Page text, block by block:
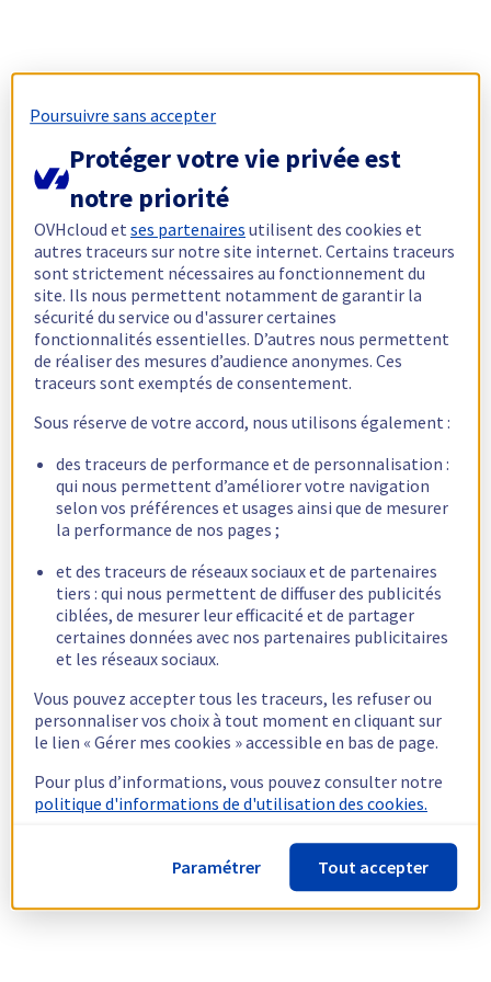
Poursuivre sans accepter
Protéger votre vie privée est
notre priorité
OVHcloud etses partenaires utilisent des cookies et
autres traceurs sur notre site internet. Certains traceurs
sont strictement nécessaires au fonctionnement du
site. Ils nous permettent notamment de garantir la
sécurité du service ou d'assurer certaines
fonctionnalités essentielles. D’autres nous permettent
de réaliser des mesures d’audience anonymes. Ces
traceurs sont exemptés de consentement.
Sous réserve de votre accord, nous utilisons également :
des traceurs de performance et de personnalisation :
qui nous permettent d’améliorer votre navigation
selon vos préférences et usages ainsi que de mesurer
la performance de nos pages ;
et des traceurs de réseaux sociaux et de partenaires
tiers : qui nous permettent de diffuser des publicités
ciblées, de mesurer leur efficacité et de partager
certaines données avec nos partenaires publicitaires
et les réseaux sociaux.
Vous pouvez accepter tous les traceurs, les refuser ou
personnaliser vos choix à tout moment en cliquant sur
le lien « Gérer mes cookies » accessible en bas de page.
Pour plus d’informations, vous pouvez consulter notre
politique d'informations de d'utilisation des cookies.
Paramétrer Tout accepter